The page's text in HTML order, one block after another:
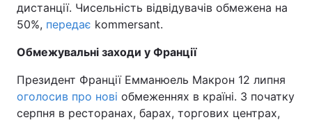
Контакти
дистанції. Чисельність відвідувачів обмежена на
50%, передає kommersant.
Обмежувальні заходи у Франції
Президент Франції Емманюель Макрон 12 липня
оголосив про нові обмеженнях в країні. З початку
серпня в ресторанах, барах, торгових центрах,